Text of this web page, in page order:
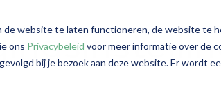
de website te laten functioneren, de website te
ons Privacybeleid voor meer informatie over de
bij je bezoek aan deze website. Er wordt